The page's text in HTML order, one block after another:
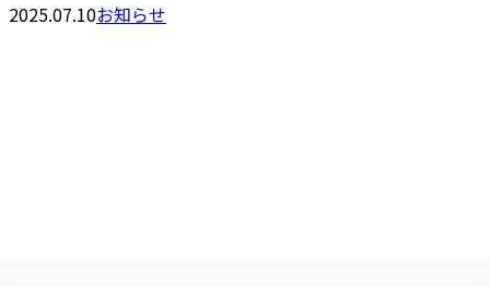
2025.07.10お知らせ